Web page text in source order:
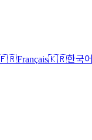
Français🇰🇷한국어